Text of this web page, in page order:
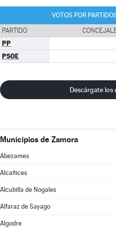
VOTOS POR
PARTIDO
PP
PSOE
Descárgate los
Municipios de Zamora
Abezames
Alcañices
Alcubilla de Nogales
Alfaraz de Sayago
Algodre